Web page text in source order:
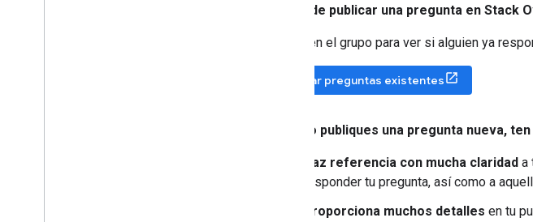
Antes de publicar una pregunta en Stack
Busca en el grupo para ver si alguien ya
Buscar preguntas existentes
Cuando publiques una pregunta nueva, ten
Haz referencia con mucha claridad a
responder tu pregunta, así como a
Proporciona muchos detalles en tu